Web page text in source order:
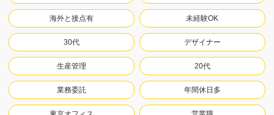
海外と接点有 未経験OK
30代 デザイナー
生産管理 20代
業務委託 年間休日多